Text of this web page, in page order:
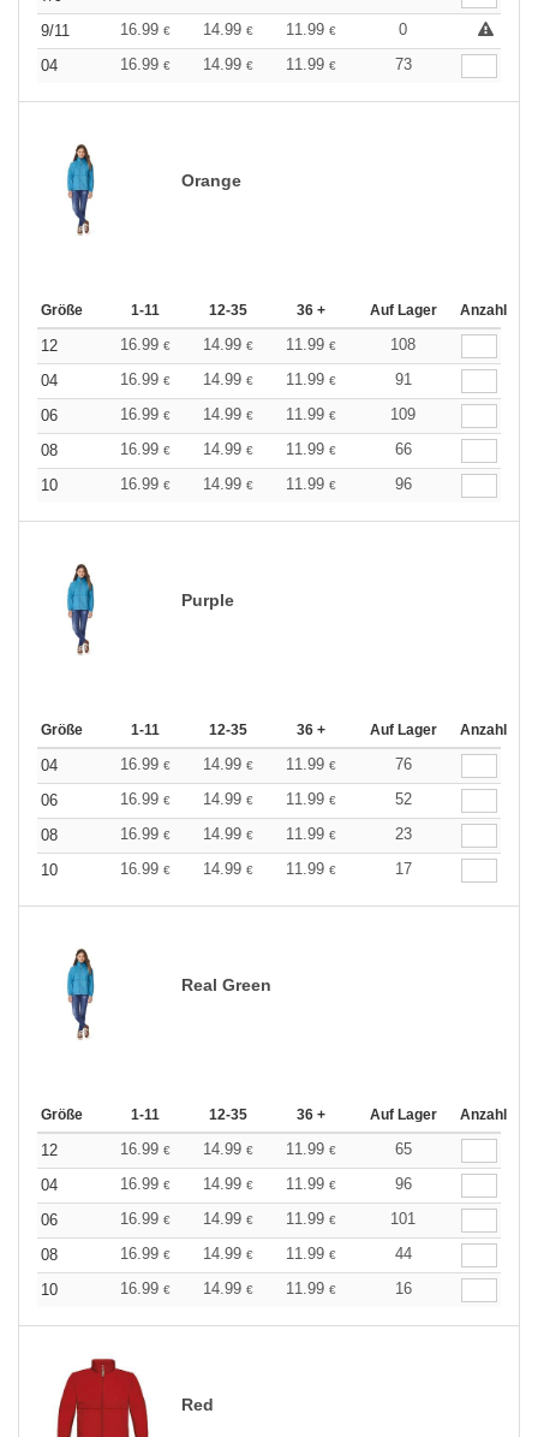
9/11
16.99 € 14.99 € 11.99 €
0
04
16.99 € 14.99 € 11.99 € 73
Orange
Größe 1-11 12-35 36 + Auf Lager Anzahl
12 16.99 € 14.99 € 11.99 €
108
04
16.99 € 14.99 € 11.99 €
91
06
16.99 € 14.99 € 11.99 €
109
08
16.99 € 14.99 € 11.99 €
66
10
16.99 € 14.99 € 11.99 € 96
Purple
Größe 1-11 12-35 36 + Auf Lager Anzahl
04 16.99 € 14.99 € 11.99 €
76
06
16.99 € 14.99 € 11.99 €
52
08
16.99 € 14.99 € 11.99 €
23
10
16.99 € 14.99 € 11.99 € 17
Real Green
Größe 1-11 12-35 36 + Auf Lager Anzahl
12 16.99 € 14.99 € 11.99 €
65
04
16.99 € 14.99 € 11.99 €
96
06
16.99 € 14.99 € 11.99 €
101
08
16.99 € 14.99 € 11.99 €
44
10
16.99 € 14.99 € 11.99 € 16
Red